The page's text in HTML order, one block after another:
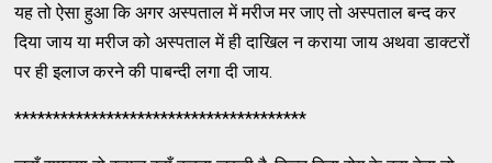
यह तो ऐसा हुआ कि अगर अस्पताल में मरीज मर जाए तो अस्पताल बन्द कर
दिया जाय या मरीज को अस्पताल में ही दाखिल न कराया जाय अथवा डाक्टरों
पर ही इलाज करने की पाबन्दी लगा दी जाय.
**************************************